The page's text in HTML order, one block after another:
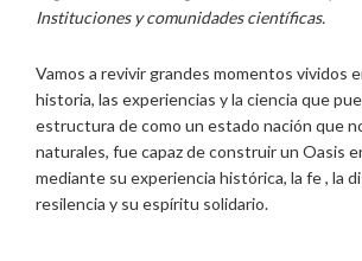
Instituciones y comunidades científicas.
Vamos a revivir grandes momentos vividos
historia, las experiencias y la ciencia que
estructura de como un estado nación que
naturales, fue capaz de construir un Oasis
mediante su experiencia histórica, la fe , la
resilencia y su espíritu solidario.